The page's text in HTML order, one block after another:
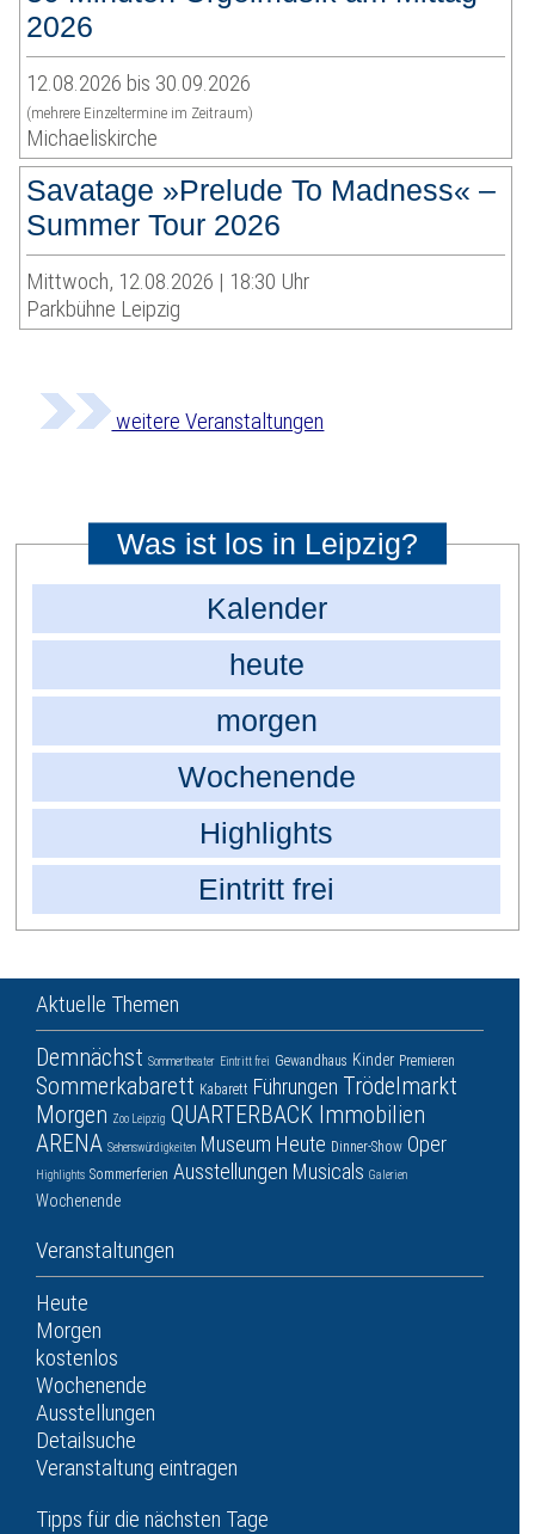
2026
12.08.2026 bis 30.09.2026
(mehrere Einzeltermine im Zeitraum)
Michaeliskirche
Savatage »Prelude To Madness« –
Summer Tour 2026
Mittwoch, 12.08.2026 | 18:30 Uhr
Parkbühne Leipzig
weitere Veranstaltungen
Was ist los in Leipzig?
Kalender
heute
morgen
Wochenende
Highlights
Eintritt frei
Aktuelle Themen
Demnächst Sommertheater Eintritt frei Gewandhaus Kinder Premieren
Sommerkabarett Kabarett Führungen Trödelmarkt
Morgen Zoo Leipzig QUARTERBACK Immobilien
ARENA Sehenswürdigkeiten Museum Heute Dinner-Show Oper
Highlights Sommerferien Ausstellungen Musicals Galerien
Wochenende
Veranstaltungen
Heute
Morgen
kostenlos
Wochenende
Ausstellungen
Detailsuche
Veranstaltung eintragen
Tipps für die nächsten Tage